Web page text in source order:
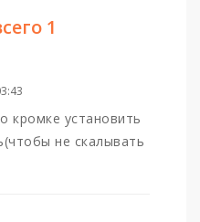
1
кромке установить
не скалывать